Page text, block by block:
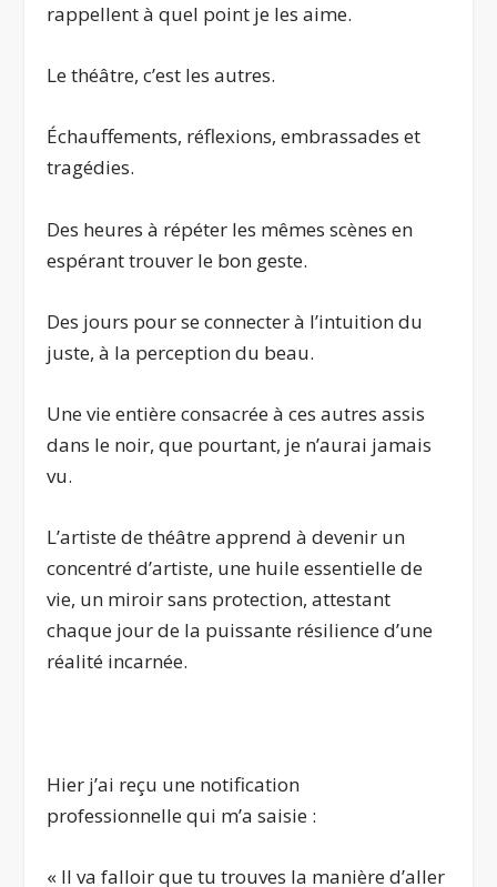
rappellent à quel point je les aime.
Le théâtre, c’est les autres.
Échauffements, réflexions, embrassades et
tragédies.
Des heures à répéter les mêmes scènes en
espérant trouver le bon geste.
Des jours pour se connecter à l’intuition du
juste, à la perception du beau.
Une vie entière consacrée à ces autres assis
dans le noir, que pourtant, je n’aurai jamais
vu.
L’artiste de théâtre apprend à devenir un
concentré d’artiste, une huile essentielle de
vie, un miroir sans protection, attestant
chaque jour de la puissante résilience d’une
réalité incarnée.
Hier j’ai reçu une notification
professionnelle qui m’a saisie :
« Il va falloir que tu trouves la manière d’aller